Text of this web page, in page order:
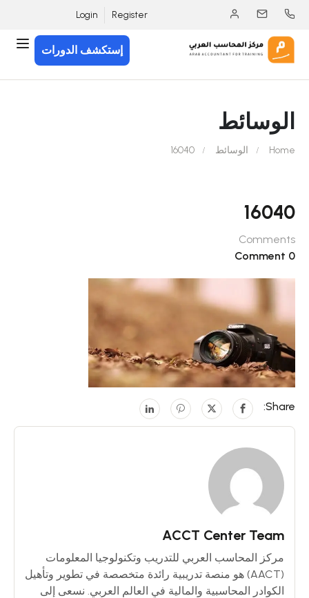
Register
Login
إستكشف الدورات
الوسائط
Home الوسائط 16040
16040
Comments
0 Comment
Share:
ACCT Center Team
مركز المحاسب العربي للتدريب وتكنولوجيا المعلومات
(AACT) هو منصة تدريبية رائدة متخصصة في تطوير وتأهيل
الكوادر المحاسبية والمالية في العالم العربي. نسعى إلى